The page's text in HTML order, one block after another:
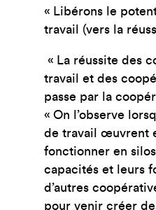
« Libérons le
travail (vers la
« La réussite des
travail et des
passe par la
« On l’observe
de travail œuvrent
fonctionner en
capacités et leurs
d’autres
pour venir créer